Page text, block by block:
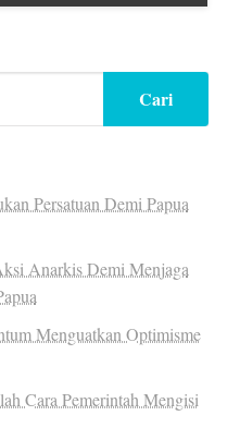
Cari
Persatuan Demi Papua
Anarkis Demi Menjaga
Menguatkan Optimisme
Cara Pemerintah Mengisi